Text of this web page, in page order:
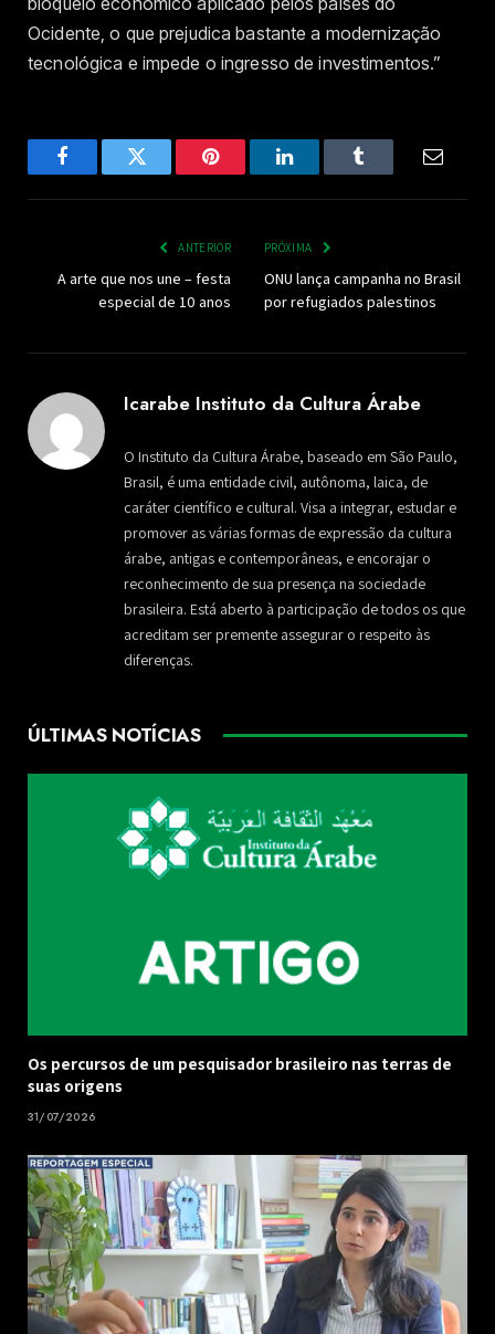
Ocidente, o que prejudica bastante a modernização
tecnológica e impede o ingresso de investimentos.”
FacebookTwitter Pinterest LinkedInTumblr
ANTERIOR
A arte que nos une – festa
especial de 10 anos
PRÓXIMA
ONU lança campanha no Brasil
por refugiados palestinos
Icarabe Instituto da Cultura Árabe
O Instituto da Cultura Árabe, baseado em São Paulo,
Brasil, é uma entidade civil, autônoma, laica, de
caráter científico e cultural. Visa a integrar, estudar e
promover as várias formas de expressão da cultura
árabe, antigas e contemporâneas, e encorajar o
reconhecimento de sua presença na sociedade
brasileira. Está aberto à participação de todos os que
acreditam ser premente assegurar o respeito às
diferenças.
ÚLTIMAS NOTÍCIAS
Os percursos de um pesquisador brasileiro nas terras de
suas origens
31/07/2026